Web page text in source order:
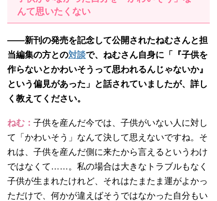
んて思いたくない
——新刊の発売を記念して公開されたねむさんと担
当編集の方との対談で、ねむさん自身に「『子供を
作らないとかわいそうって思われるんじゃないか』
という偏見があった」と話されていましたが、詳し
く教えてください。
ねむ： 子供を産んだ今では、子供がいない人に対し
て「かわいそう」なんて決して思えないですね。そ
れは、子供を産んだ側に来たから言えるというわけ
ではなくて……。私の場合は大きなトラブルもなく
子供が生まれたけれど、それはたまたま運がよかっ
ただけで、何かが違えばそうではなかった自分もい